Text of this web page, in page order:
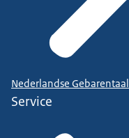
Nederlandse Gebarentaal
Service